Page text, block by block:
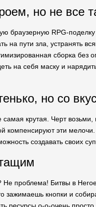
но не все
браузерную RPG-поделку
на пути зла, устранять
сборка без
на себя маску и
но со
самая крутая. Черт
компенсируют эти
создавать своих
Не проблема! Битвы в
зажимаешь кнопки и